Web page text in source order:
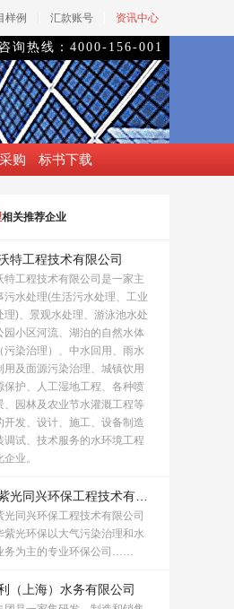
样例 汇款账号 资讯中心
询热线：4000-156-001
购 标书下载
相关推荐企业
特工程技术有限公司
特工程技术有限公司是一家主
污水处理(生活污水处理、工业
理)、景观水处理、游泳池水处
园小区河流、湖泊的自然水体
污染治理）、中水回用、雨水
用及面源污染治理、城镇饮用
保护、人工湿地工程、各种喷
、园林及农业节水灌溉工程等
开发、设计、施工、设备制造
调试、技术服务的水环境工程
业。
光同兴环保工程技术有限公司
紫光环保以大气污染治理和水
务为主的专业环保公司……
（上海）水务有限公司